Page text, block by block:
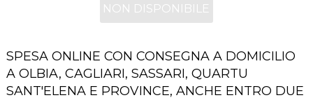
NON DISPONIBILE
SPESA ONLINE CON CONSEGNA A DOMICILIO
A OLBIA, CAGLIARI, SASSARI, QUARTU
SANT'ELENA E PROVINCE, ANCHE ENTRO DUE